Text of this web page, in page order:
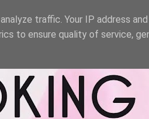
traffic. Your IP address
to ensure quality of service,